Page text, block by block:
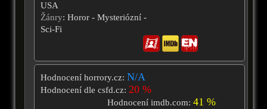
USA
Žánry: Horor - Mysteriózní -
Sci-Fi
Hodnocení horrory.cz: N/A
Hodnocení dle csfd.cz: 20 %
Hodnocení imdb.com:41 %